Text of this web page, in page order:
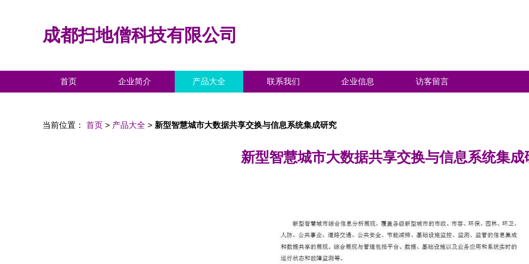
成都扫地僧科技有限公司
首页 企业简介 产品大全 联系我们 企业信息 访客留言
当前位置： 首页 > 产品大全 > 新型智慧城市大数据共享交换与信息系统集成研究
新型智慧城市大数据共享交换与信息系统集成